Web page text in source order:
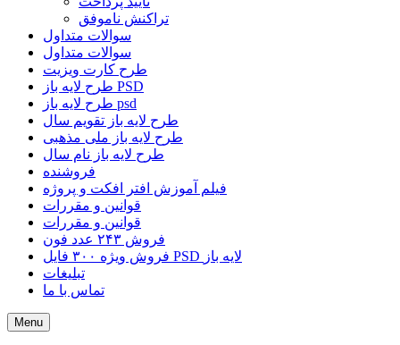
تراکنش ناموفق
سوالات متداول
سوالات متداول
طرح کارت ویزیت
طرح لایه باز PSD
طرح لایه باز psd
طرح لایه باز تقویم سال
طرح لایه باز ملی مذهبی
طرح لایه باز نام سال
فروشنده
فیلم آموزش افتر افکت و پروژه
قوانین و مقررات
قوانین و مقررات
فروش ۲۴۳ عدد فون
فروش ویژه ۳۰۰ فایل PSD لایه باز
تبلیغات
تماس با ما
Menu